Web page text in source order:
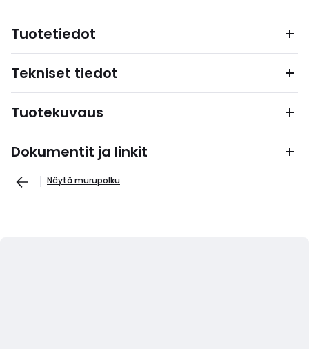
Tuotetiedot
Tekniset tiedot
Tuotekuvaus
Dokumentit ja linkit
Näytä murupolku